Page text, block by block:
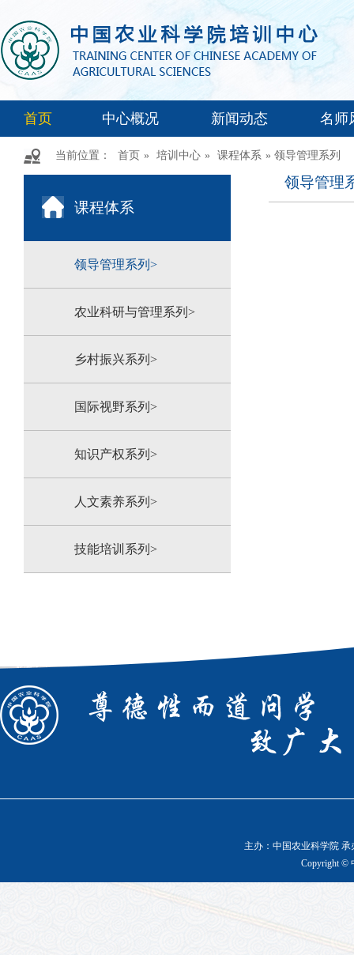
首页 中心概况 新闻动态 名师
当前位置： 首页 » 培训中心 » 课程体系 » 领导管理系列
课程体系
领导管理系列>
农业科研与管理系列>
乡村振兴系列>
国际视野系列>
知识产权系列>
人文素养系列>
技能培训系列>
领导管理
主办：中国农业科学院
Copyright ©